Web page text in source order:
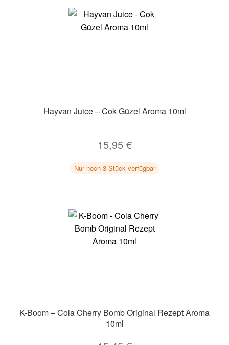
Hayvan Juice – Cok Güzel Aroma 10ml
15,95 €
Nur noch 3 Stück verfügbar
K-Boom – Cola Cherry Bomb Original Rezept Aroma
10ml